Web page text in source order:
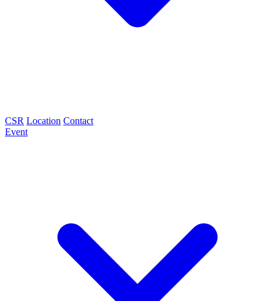
CSR Location Contact
Event